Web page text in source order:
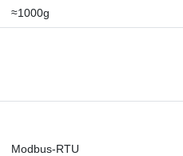
≈1000g
Modbus-RTU